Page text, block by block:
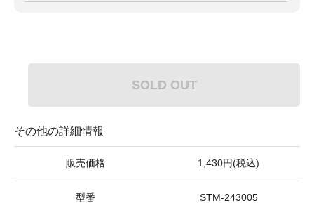
SOLD OUT
その他の詳細情報
販売価格 1,430円(税込)
型番 STM-243005